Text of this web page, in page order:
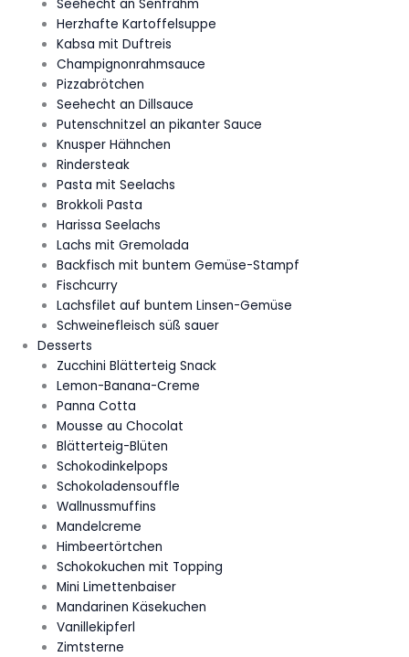
Seehecht an Senfrahm
Herzhafte Kartoffelsuppe
Kabsa mit Duftreis
Champignonrahmsauce
Pizzabrötchen
Seehecht an Dillsauce
Putenschnitzel an pikanter Sauce
Knusper Hähnchen
Rindersteak
Pasta mit Seelachs
Brokkoli Pasta
Harissa Seelachs
Lachs mit Gremolada
Backfisch mit buntem Gemüse-Stampf
Fischcurry
Lachsfilet auf buntem Linsen-Gemüse
Schweinefleisch süß sauer
Desserts
Zucchini Blätterteig Snack
Lemon-Banana-Creme
Panna Cotta
Mousse au Chocolat
Blätterteig-Blüten
Schokodinkelpops
Schokoladensouffle
Wallnussmuffins
Mandelcreme
Himbeertörtchen
Schokokuchen mit Topping
Mini Limettenbaiser
Mandarinen Käsekuchen
Vanillekipferl
Zimtsterne